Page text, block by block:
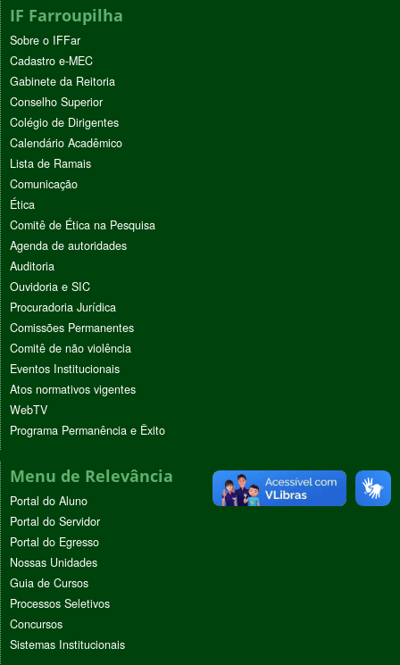
IF Farroupilha
Sobre o IFFar
Cadastro e-MEC
Gabinete da Reitoria
Conselho Superior
Colégio de Dirigentes
Calendário Acadêmico
Lista de Ramais
Comunicação
Ética
Comitê de Ética na Pesquisa
Agenda de autoridades
Auditoria
Ouvidoria e SIC
Procuradoria Jurídica
Comissões Permanentes
Comitê de não violência
Eventos Institucionais
Atos normativos vigentes
WebTV
Programa Permanência e Êxito
Menu de Relevância
Portal do Aluno
Portal do Servidor
Portal do Egresso
Nossas Unidades
Guia de Cursos
Processos Seletivos
Concursos
Sistemas Institucionais